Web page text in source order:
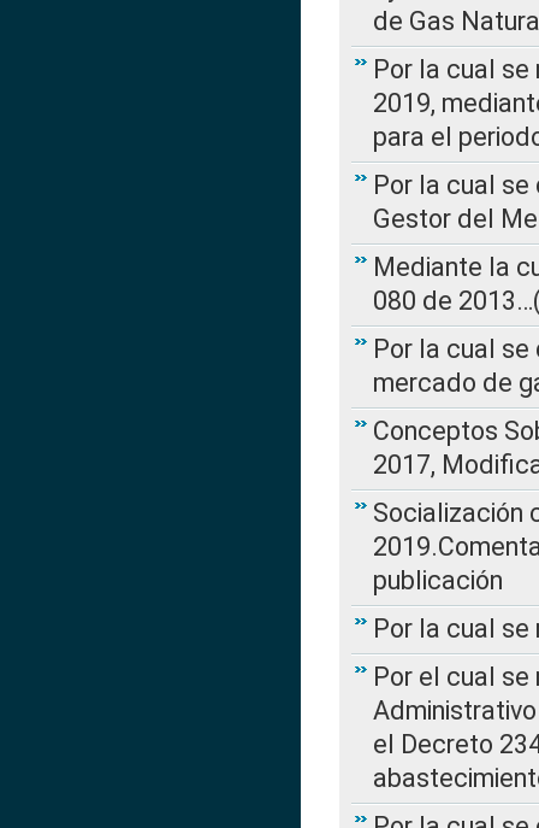
de Gas
Por la cual se
2019,
para el
Por la cual
Gestor del
Mediante la
080 de
Por la cual
mercado de
Conceptos
2017,
Socialización
publicación
Por la cual se
Por el cual
el Decreto